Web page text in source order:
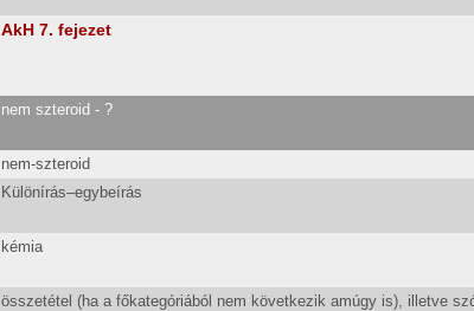
AkH 7. fejezet
nem szteroid - ?
nem-szteroid
Különírás–egybeírás
kémia
összetétel (ha a főkategóriából nem következik amúgy is), illetve